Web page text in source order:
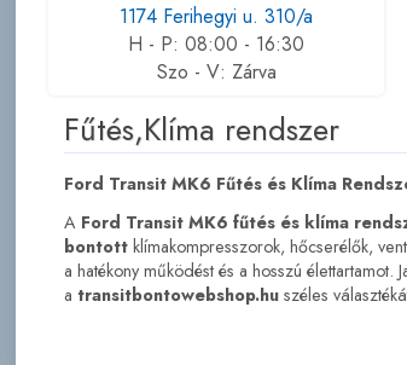
1174 Ferihegyi u. 310/a
H - P: 08:00 - 16:30
Szo - V: Zárva
Fűtés,Klíma rendszer
Ford Transit MK6 Fűtés és Klíma
A Ford Transit MK6 fűtés és klíma
bontottklímakompresszorok, hőcserélők,
a hatékony működést és a hosszú
a transitbontowebshop.huszéles